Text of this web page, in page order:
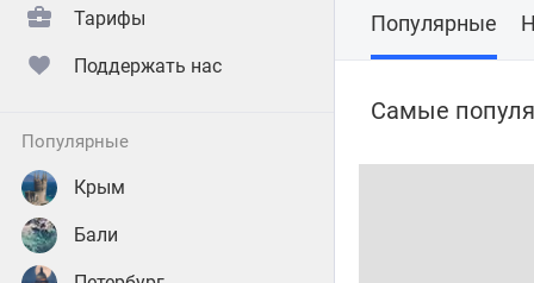
Тарифы
Поддержать нас
популярные
Крым
Бали
Популярные
Самые